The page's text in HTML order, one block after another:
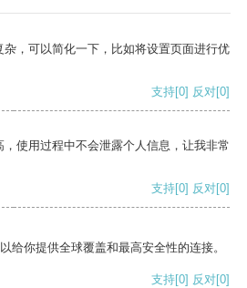
，可以简化一下，比如将设置页面进行优
支持[0] 反对[0]
使用过程中不会泄露个人信息，让我非常
支持[0] 反对[0]
给你提供全球覆盖和最高安全性的连接。
支持[0] 反对[0]